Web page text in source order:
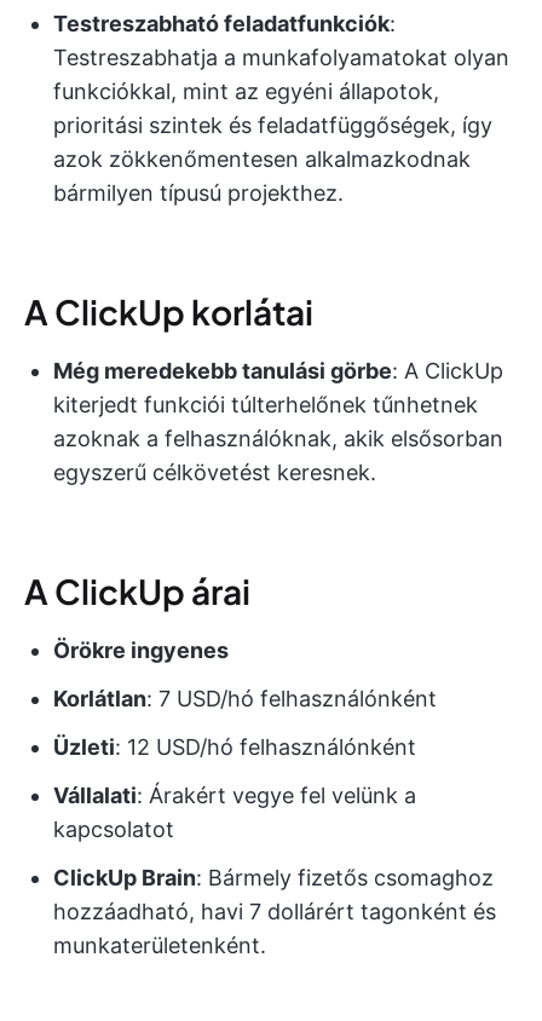
Testreszabható feladatfunkciók:
Testreszabhatja a munkafolyamatokat olyan
funkciókkal, mint az egyéni állapotok,
prioritási szintek és feladatfüggőségek, így
azok zökkenőmentesen alkalmazkodnak
bármilyen típusú projekthez.
A ClickUp korlátai
Még meredekebb tanulási görbe: A ClickUp
kiterjedt funkciói túlterhelőnek tűnhetnek
azoknak a felhasználóknak, akik elsősorban
egyszerű célkövetést keresnek.
A ClickUp árai
Örökre ingyenes
Korlátlan: 7 USD/hó felhasználónként
Üzleti: 12 USD/hó felhasználónként
Vállalati: Árakért vegye fel velünk a
kapcsolatot
ClickUp Brain: Bármely fizetős csomaghoz
hozzáadható, havi 7 dollárért tagonként és
munkaterületenként.